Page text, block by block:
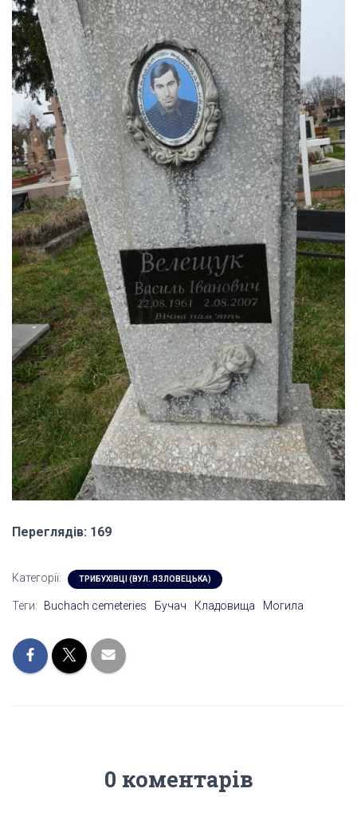
Переглядів: 169
Категорії: ТРИБУХІВЦІ (ВУЛ. ЯЗЛОВЕЦЬКА)
Теги: Buchach cemeteries Бучач Кладовища Могила
0 коментарів